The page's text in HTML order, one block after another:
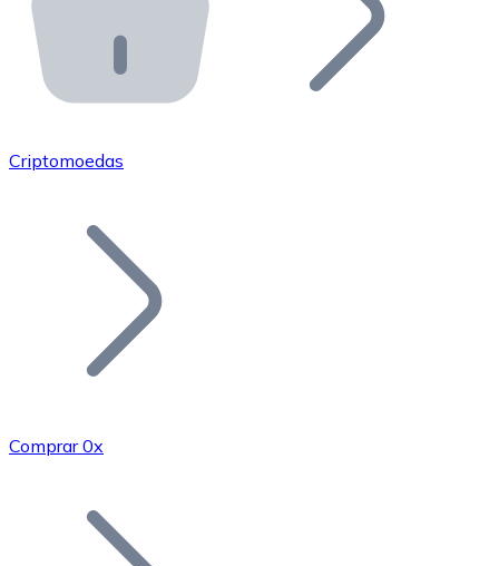
API Bitnovo
Integre nossa API no seu ecossistema.
Junte-se à nossa rede de revendedores e comercialize
Adicione o token do seu projeto ao nosso serviço de
Bitcoin
Criptomoedas
Comprar 0x